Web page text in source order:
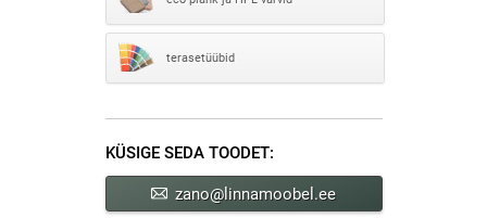
terasetüübid
KÜSIGE SEDA TOODET:
zano@linnamoobel.ee